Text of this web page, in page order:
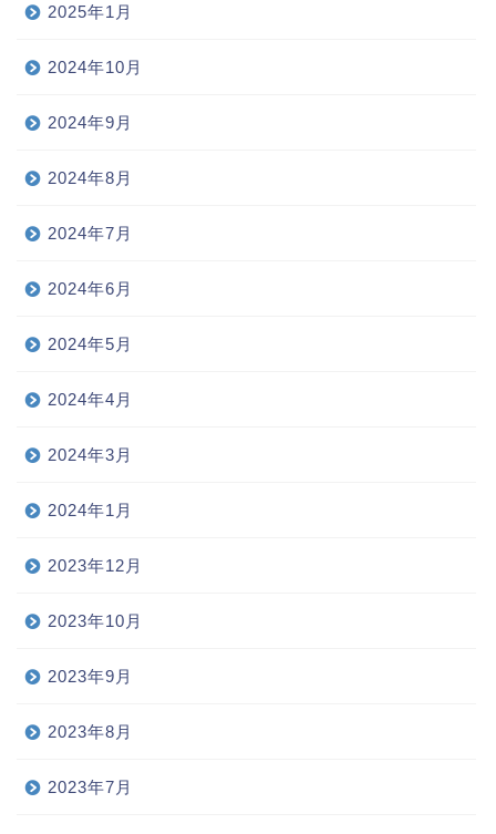
2025年1月
2024年10月
2024年9月
2024年8月
2024年7月
2024年6月
2024年5月
2024年4月
2024年3月
2024年1月
2023年12月
2023年10月
2023年9月
2023年8月
2023年7月